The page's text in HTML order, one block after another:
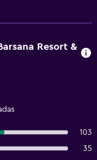
Resort &
103
35